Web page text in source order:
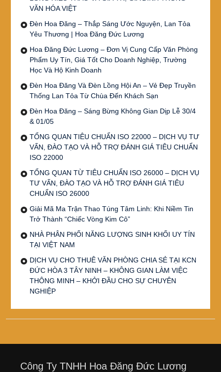
VĂN HÓA VIỆT
Đèn Hoa Đăng – Thắp Sáng Ước Nguyện, Lan Tỏa
Yêu Thương | Hoa Đăng Đức Lương
Hoa Đăng Đức Lương – Đơn Vị Cung Cấp Văn Phòng
Phẩm Uy Tín, Giá Tốt Cho Doanh Nghiệp, Trường
Học Và Hộ Kinh Doanh
Đèn Hoa Đăng Và Đèn Lồng Hội An – Vẻ Đẹp Truyền
Thống Lan Tỏa Từ Chùa Đến Khách Sạn
Đèn Hoa Đăng – Sáng Bừng Không Gian Dịp Lễ 30/4
& 01/05
TỔNG QUAN TIÊU CHUẨN ISO 22000 – DỊCH VỤ TƯ
VẤN, ĐÀO TẠO VÀ HỖ TRỢ ĐÁNH GIÁ TIÊU CHUẨN
ISO 22000
TỔNG QUAN TỪ TIÊU CHUẨN ISO 26000 – DỊCH VỤ
TƯ VẤN, ĐÀO TẠO VÀ HỖ TRỢ ĐÁNH GIÁ TIÊU
CHUẨN ISO 26000
Giải Mã Ma Trận Thao Túng Tâm Linh: Khi Niềm Tin
Trở Thành “Chiếc Vòng Kim Cô”
NHÀ PHÂN PHỐI NĂNG LƯỢNG SINH KHỐI UY TÍN
TẠI VIỆT NAM
DỊCH VỤ CHO THUÊ VĂN PHÒNG CHIA SẺ TẠI KCN
ĐỨC HÒA 3 TÂY NINH – KHÔNG GIAN LÀM VIỆC
THÔNG MINH – KHỞI ĐẦU CHO SỰ CHUYÊN
NGHIỆP
Công Ty TNHH Hoa Đăng Đức Lương